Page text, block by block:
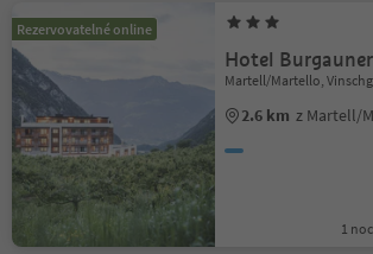
Rezervovatelné online
Hotel
Martell/Martello,
2.6 km z Martell/
1